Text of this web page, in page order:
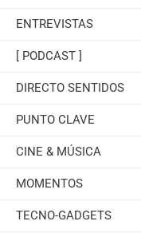
ENTREVISTAS
[ PODCAST ]
DIRECTO SENTIDOS
PUNTO CLAVE
CINE & MÚSICA
MOMENTOS
TECNO-GADGETS